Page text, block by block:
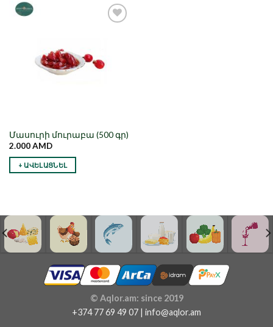
Մասուրի մուրաբա (500 գր)
2.000AMD
+ ԱՎԵԼԱՑՆԵԼ
© Aqlor.am: since 2019
+374 77 69 49 07 | info@aqlor.am